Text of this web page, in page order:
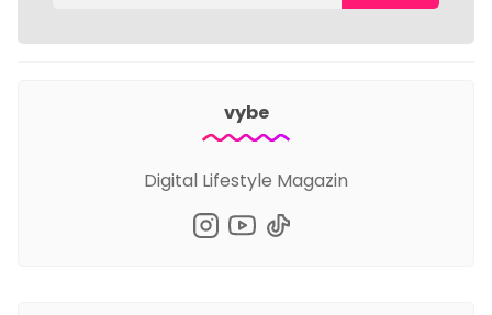
vybe
Digital Lifestyle Magazin